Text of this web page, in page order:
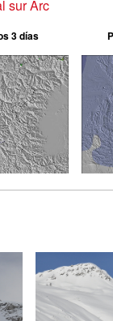
sur Arc
3 días